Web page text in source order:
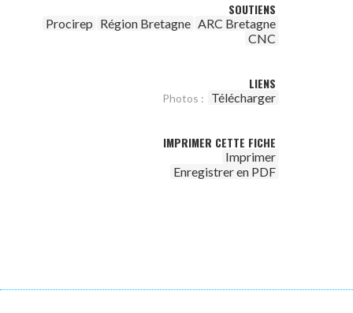
SOUTIENS
Procirep Région Bretagne ARC Bretagne
CNC
LIENS
Photos : Télécharger
IMPRIMER CETTE FICHE
Imprimer
Enregistrer en PDF